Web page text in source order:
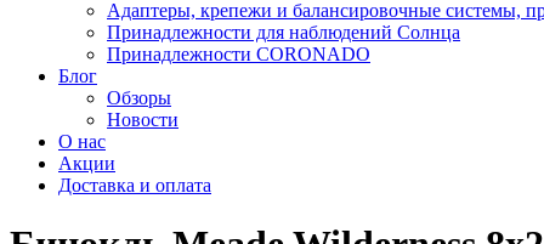
Адаптеры, крепежи и балансировочные системы,
Принадлежности для наблюдений Солнца
Принадлежности CORONADO
Блог
Обзоры
Новости
О нас
Акции
Доставка и оплата